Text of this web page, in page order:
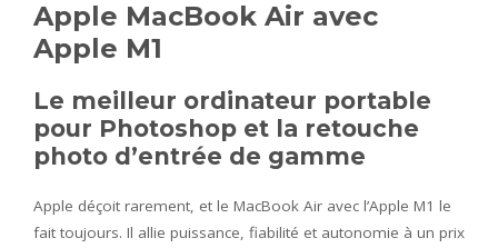
Apple MacBook Air avec
Apple M1
Le meilleur ordinateur portable
pour Photoshop et la retouche
photo d’entrée de gamme
Apple déçoit rarement, et le MacBook Air avec l’Apple M1 le
fait toujours. Il allie puissance, fiabilité et autonomie à un prix